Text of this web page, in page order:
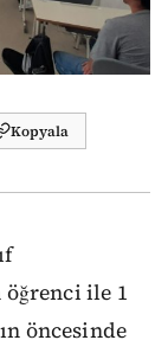
Kopyala
ile 1
öncesinde